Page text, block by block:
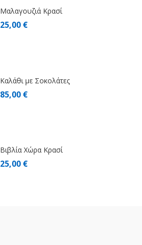
Μαλαγουζιά Κρασί
25,00 €
Καλάθι με Σοκολάτες
85,00 €
Βιβλία Χώρα Κρασί
25,00 €